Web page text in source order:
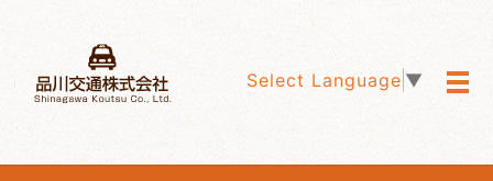
Select Language ▼
メ